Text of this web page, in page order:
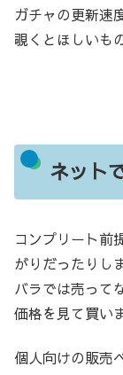
ガチャの更新速
覗くとほしいも
ネット
コンプリート前
がりだったりし
バラでは売って
価格を見て買い
個人向けの販売